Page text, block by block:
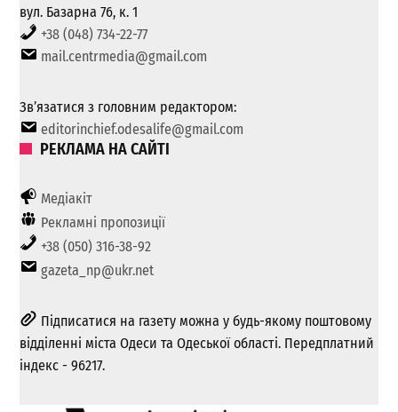
вул. Базарна 76, к. 1
+38 (048) 734-22-77
mail.centrmedia@gmail.com
Зв’язатися з головним редактором:
editorinchief.odesalife@gmail.com
РЕКЛАМА НА САЙТІ
Медіакіт
Рекламні пропозиції
+38 (050) 316-38-92
gazeta_np@ukr.net
Підписатися на газету можна у будь-якому поштовому
відділенні міста Одеси та Одеської області. Передплатний
індекс - 96217.